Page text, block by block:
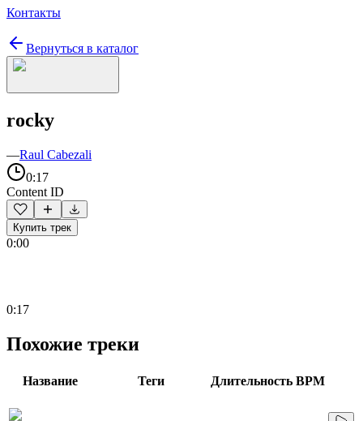
Контакты
Вернуться в каталог
rocky
—Raul Cabezali
0:17
Content ID
Купить трек
0:00
0:17
Похожие треки
Название Теги Длительность BPM